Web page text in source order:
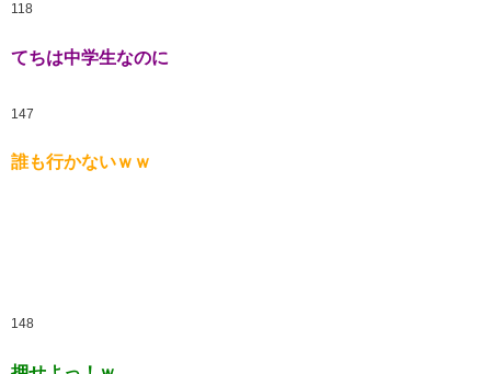
118
てちは中学生なのに
147
誰も行かないｗｗ
148